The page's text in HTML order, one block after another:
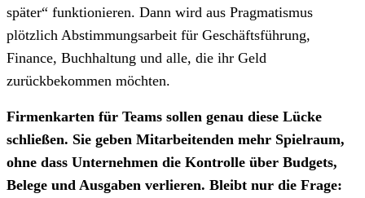
später“ funktionieren. Dann wird aus Pragmatismus
plötzlich Abstimmungsarbeit für Geschäftsführung,
Finance, Buchhaltung und alle, die ihr Geld
zurückbekommen möchten.
Firmenkarten für Teams sollen genau diese Lücke
schließen. Sie geben Mitarbeitenden mehr Spielraum,
ohne dass Unternehmen die Kontrolle über Budgets,
Belege und Ausgaben verlieren. Bleibt nur die Frage: